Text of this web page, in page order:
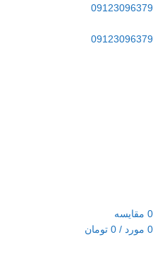
09123096379
09123096379
0 مقایسه
0 مورد /
0 تومان